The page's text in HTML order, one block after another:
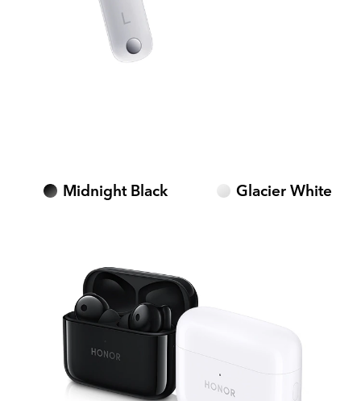
Midnight Black Glacier White